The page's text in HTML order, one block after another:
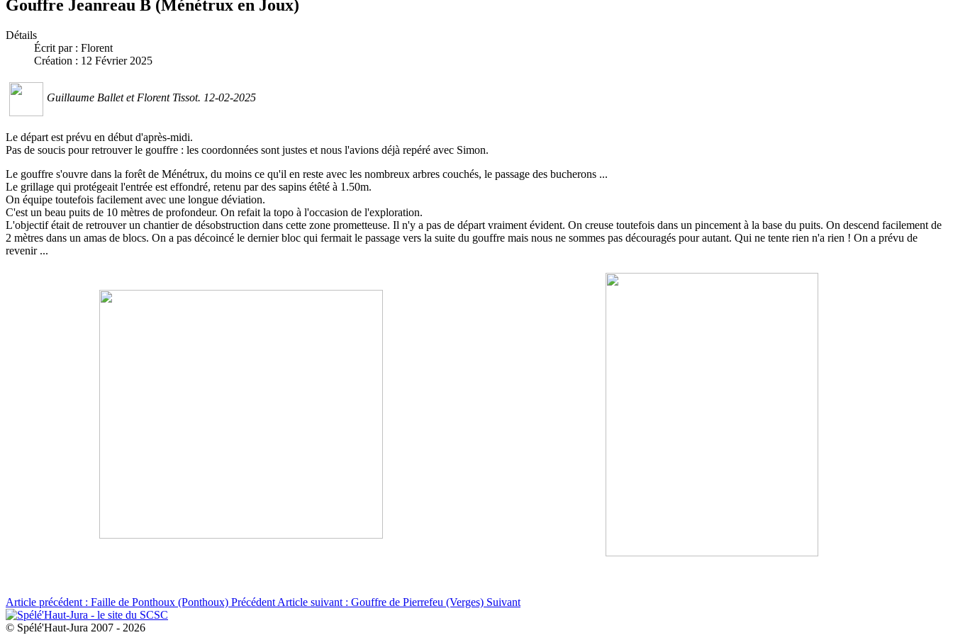
Gouffre Jeanreau B (Ménétrux en Joux)
Détails
Écrit par : Florent
Création : 12 Février 2025
Guillaume Ballet et Florent Tissot. 12-02-2025
Le départ est prévu en début d'après-midi.
Pas de soucis pour retrouver le gouffre : les coordonnées sont justes et nous l'avions déjà repéré avec Simon.
Le gouffre s'ouvre dans la forêt de Ménétrux, du moins ce qu'il en reste avec les nombreux arbres couchés, le passage des bucherons ...
Le grillage qui protégeait l'entrée est effondré, retenu par des sapins étêté à 1.50m.
On équipe toutefois facilement avec une longue déviation.
C'est un beau puits de 10 mètres de profondeur. On refait la topo à l'occasion de l'exploration.
L'objectif était de retrouver un chantier de désobstruction dans cette zone prometteuse. Il n'y a pas de départ vraiment évident. On creuse toutefois dans un pincement à la base du puits. On descend facilement de
2 mètres dans un amas de blocs. On a pas décoincé le dernier bloc qui fermait le passage vers la suite du gouffre mais nous ne sommes pas découragés pour autant. Qui ne tente rien n'a rien ! On a prévu de
revenir ...
Article précédent : Faille de Ponthoux (Ponthoux) Précédent Article suivant : Gouffre de Pierrefeu (Verges) Suivant
© Spélé'Haut-Jura 2007 - 2026